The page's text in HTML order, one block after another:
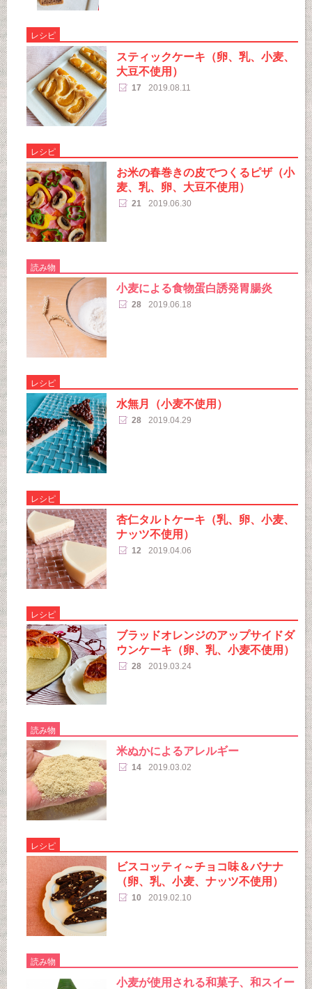
レシピ
スティックケーキ（卵、乳、小麦、
大豆不使用）
17 2019.08.11
レシピ
お米の春巻きの皮でつくるピザ（小
麦、乳、卵、大豆不使用）
21 2019.06.30
読み物
小麦による食物蛋白誘発胃腸炎
28 2019.06.18
レシピ
水無月（小麦不使用）
28 2019.04.29
レシピ
杏仁タルトケーキ（乳、卵、小麦、
ナッツ不使用）
12 2019.04.06
レシピ
ブラッドオレンジのアップサイドダ
ウンケーキ（卵、乳、小麦不使用）
28 2019.03.24
読み物
米ぬかによるアレルギー
14 2019.03.02
レシピ
ビスコッティ～チョコ味＆バナナ
（卵、乳、小麦、ナッツ不使用）
10 2019.02.10
読み物
小麦が使用される和菓子、和スイー